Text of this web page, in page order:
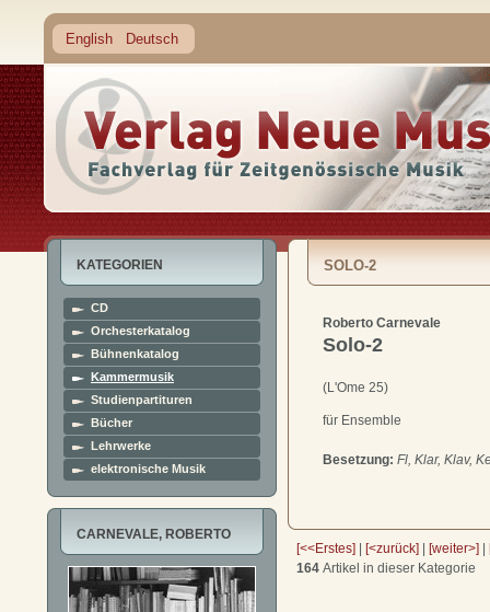
English Deutsch
KATEGORIEN
CD
Orchesterkatalog
Bühnenkatalog
Kammermusik
Studienpartituren
Bücher
Lehrwerke
elektronische Musik
CARNEVALE, ROBERTO
SOLO-2
Roberto Carnevale
Solo-2
(L'Ome 25)
für Ensemble
Besetzung: Fl, Klar, Klav,
[<<Erstes] [<zurück] [weiter>]
164 Artikel in dieser Kategorie